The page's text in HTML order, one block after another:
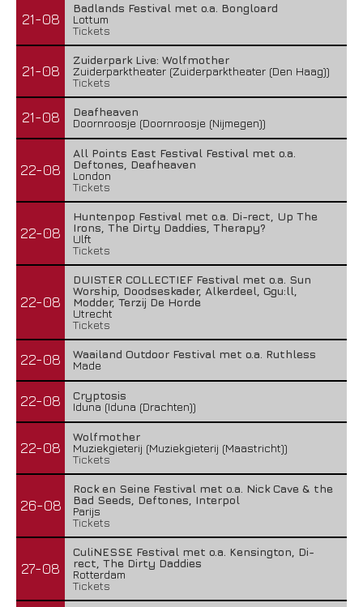
21-08
Badlands Festival met o.a. Bongloard
Lottum
Tickets
21-08
Zuiderpark Live: Wolfmother
Zuiderparktheater (Zuiderparktheater (Den Haag))
Tickets
21-08
Deafheaven
Doornroosje (Doornroosje (Nijmegen))
22-08
All Points East Festival Festival met o.a.
Deftones, Deafheaven
London
Tickets
22-08
Huntenpop Festival met o.a. Di-rect, Up The
Irons, The Dirty Daddies, Therapy?
Ulft
Tickets
22-08
DUISTER COLLECTIEF Festival met o.a. Sun
Worship, Doodseskader, Alkerdeel, Ggu:ll,
Modder, Terzij De Horde
Utrecht
Tickets
22-08
Waailand Outdoor Festival met o.a. Ruthless
Made
22-08
Cryptosis
Iduna (Iduna (Drachten))
22-08
Wolfmother
Muziekgieterij (Muziekgieterij (Maastricht))
Tickets
26-08
Rock en Seine Festival met o.a. Nick Cave & the
Bad Seeds, Deftones, Interpol
Parijs
Tickets
27-08
CuliNESSE Festival met o.a. Kensington, Di-
rect, The Dirty Daddies
Rotterdam
Tickets